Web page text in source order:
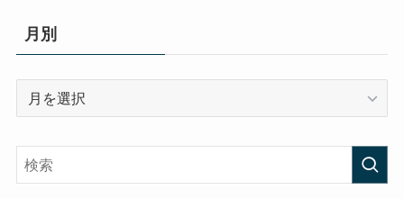
リ
ー
月別